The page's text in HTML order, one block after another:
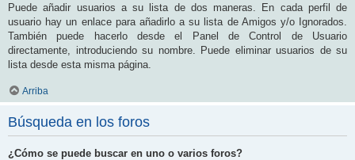
Puede añadir usuarios a su lista de dos maneras. En cada perfil de
usuario hay un enlace para añadirlo a su lista de Amigos y/o Ignorados.
También puede hacerlo desde el Panel de Control de Usuario
directamente, introduciendo su nombre. Puede eliminar usuarios de su
lista desde esta misma página.
Arriba
Búsqueda en los foros
¿Cómo se puede buscar en uno o varios foros?